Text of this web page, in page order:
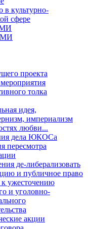
в культурно-
сфере
проекта
толка
идея,
империализм
любви...
дела ЮКОСа
пересмотра
де-либерализовать
и публичное право
ужесточению
и уголовно-
акции